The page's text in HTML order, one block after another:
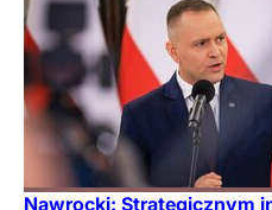
Nawrocki: Strategicznym